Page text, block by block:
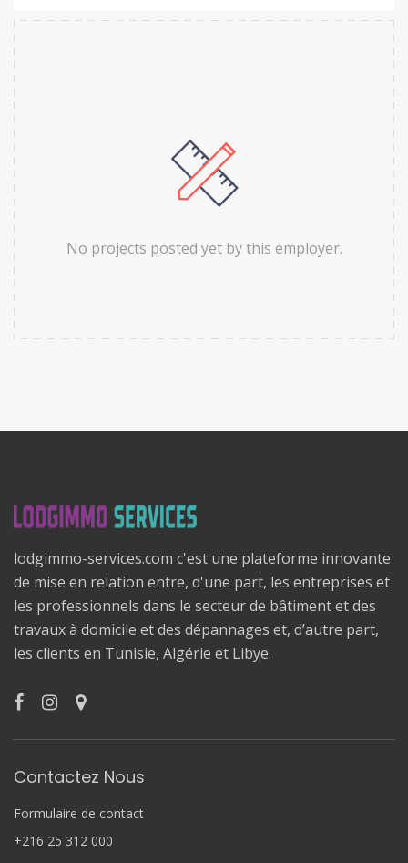
No projects posted yet by this employer.
lodgimmo-services.com c'est une plateforme innovante
de mise en relation entre, d'une part, les entreprises et
les professionnels dans le secteur de bâtiment et des
travaux à domicile et des dépannages et, d’autre part,
les clients en Tunisie, Algérie et Libye.
Contactez Nous
Formulaire de contact
+216 25 312 000